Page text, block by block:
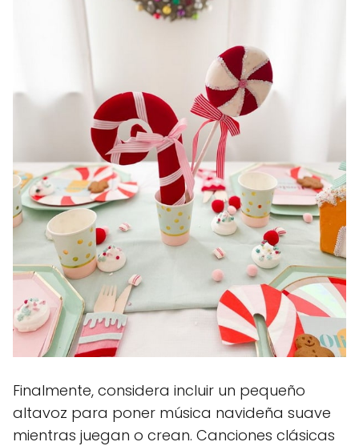
Finalmente, considera incluir un pequeño
altavoz para poner música navideña suave
mientras juegan o crean. Canciones clásicas